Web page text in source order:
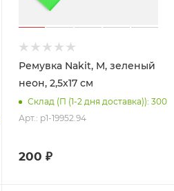
Ремувка Nakit, M, зеленый
неон, 2,5х17 см
Склад (П (1-2 дня доставка)): 300
Арт.: p1-19952.94
200 ₽